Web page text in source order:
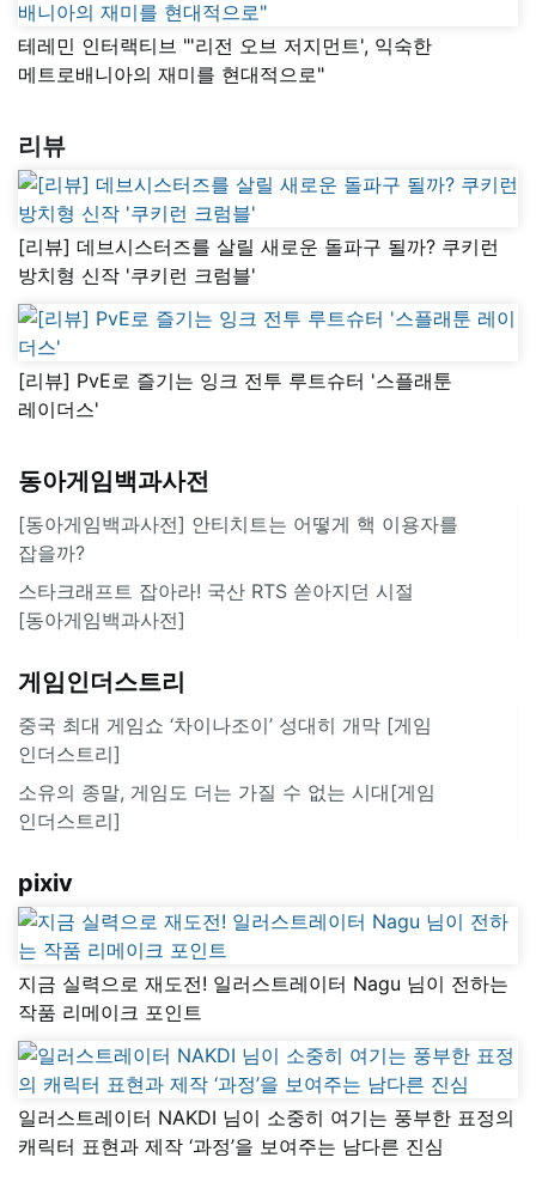
테레민 인터랙티브 "'리전 오브 저지먼트', 익숙한
메트로배니아의 재미를 현대적으로"
리뷰
[리뷰] 데브시스터즈를 살릴 새로운 돌파구 될까? 쿠키런
방치형 신작 '쿠키런 크럼블'
[리뷰] PvE로 즐기는 잉크 전투 루트슈터 '스플래툰
레이더스'
동아게임백과사전
[동아게임백과사전] 안티치트는 어떻게 핵 이용자를
잡을까?
스타크래프트 잡아라! 국산 RTS 쏟아지던 시절
[동아게임백과사전]
게임인더스트리
중국 최대 게임쇼 ‘차이나조이’ 성대히 개막 [게임
인더스트리]
소유의 종말, 게임도 더는 가질 수 없는 시대[게임
인더스트리]
pixiv
지금 실력으로 재도전! 일러스트레이터 Nagu 님이 전하는
작품 리메이크 포인트
일러스트레이터 NAKDI 님이 소중히 여기는 풍부한 표정의
캐릭터 표현과 제작 ‘과정’을 보여주는 남다른 진심